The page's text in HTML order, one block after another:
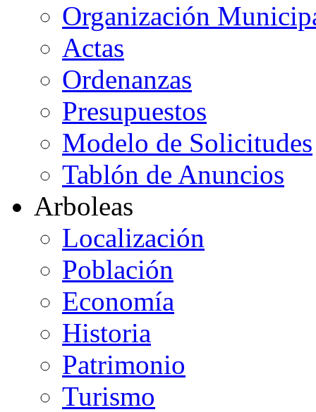
Organización
Actas
Ordenanzas
Presupuestos
Modelo de Solicitudes
Tablón de Anuncios
Arboleas
Localización
Población
Economía
Historia
Patrimonio
Turismo